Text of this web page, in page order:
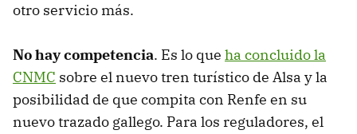
otro servicio más.
No hay competencia. Es lo que ha concluido la
CNMC sobre el nuevo tren turístico de Alsa y la
posibilidad de que compita con Renfe en su
nuevo trazado gallego. Para los reguladores, el